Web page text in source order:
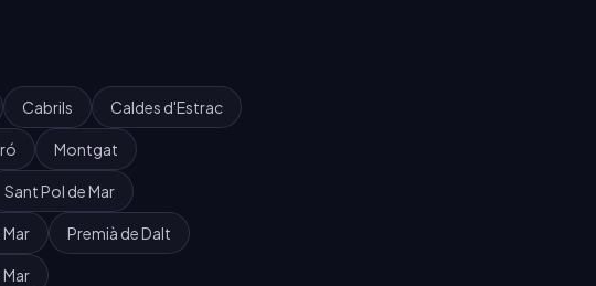
Cabrils Caldes d'Estrac
Montgat
Sant Pol de Mar
Premià de Dalt
Mar